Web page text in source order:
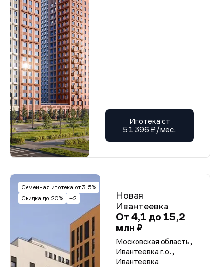
Ипотека от
51 396 ₽/мес.
Семейная ипотека от 3,5%
Скидка до 20%
+2
Новая
Ивантеевка
От 4,1 до 15,2
млн ₽
Московская область,
Ивантеевка г.о.,
Ивантеевка